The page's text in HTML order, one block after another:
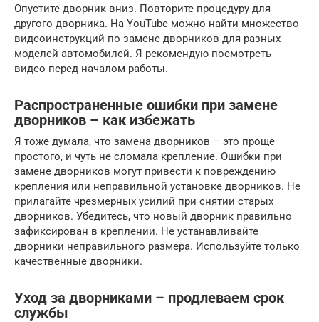
Опустите дворник вниз. Повторите процедуру для
другого дворника. На YouTube можно найти множество
видеоинструкций по замене дворников для разных
моделей автомобилей. Я рекомендую посмотреть
видео перед началом работы.
Распространенные ошибки при замене
дворников – как избежать
Я тоже думала, что замена дворников – это проще
простого, и чуть не сломала крепление. Ошибки при
замене дворников могут привести к повреждению
крепления или неправильной установке дворников. Не
прилагайте чрезмерных усилий при снятии старых
дворников. Убедитесь, что новый дворник правильно
зафиксирован в креплении. Не устанавливайте
дворники неправильного размера. Используйте только
качественные дворники.
Уход за дворниками – продлеваем срок
службы